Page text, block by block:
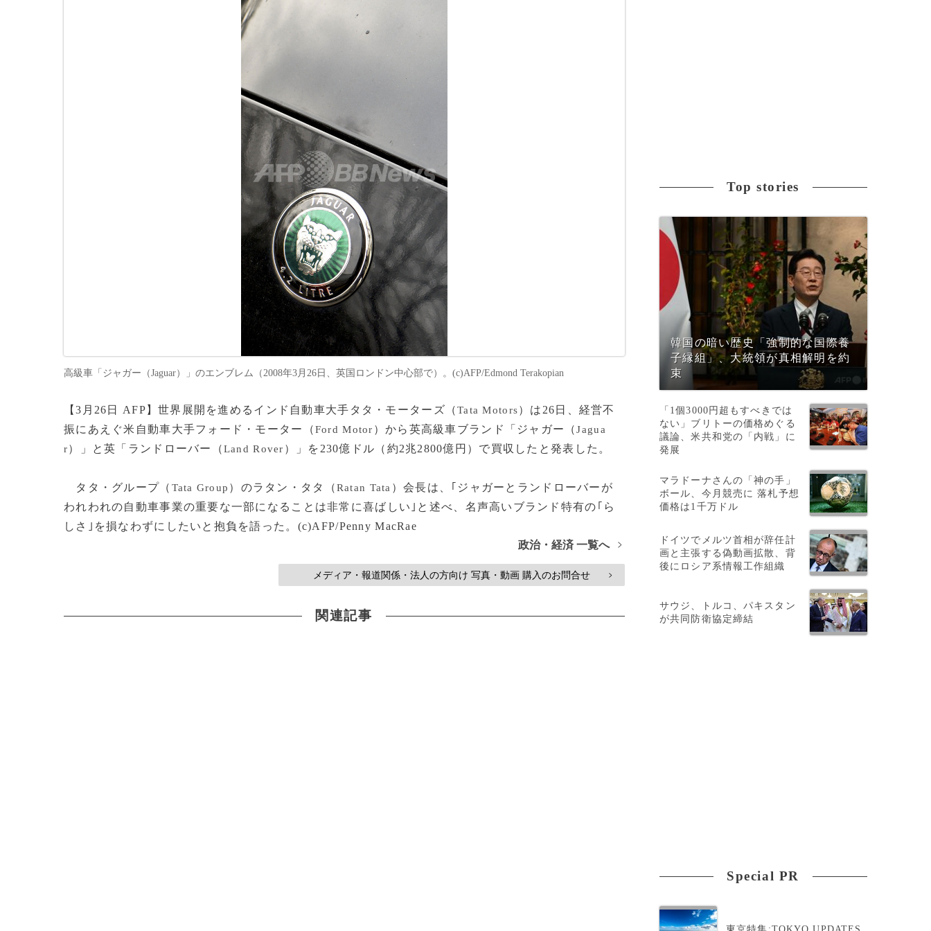
高級車「ジャガー（Jaguar）」のエンブレム（2008年3月26日、英国ロンドン中心部で）。(c)AFP/Edmond Terakopian
【3月26日 AFP】世界展開を進めるインド自動車大手タタ・モーターズ（Tata Motors）は26日、経営不
振にあえぐ米自動車大手フォード・モーター（Ford Motor ）から英高級車ブランド「ジャガー（Jagua
r）」と英「ランドローバー（Land Rover ）」を230億ドル（約2兆2800億円）で買収したと発表した。
タタ・グループ（ Tata Group ）のラタン・タタ（Ratan Tata ）会長は、｢ジャガーとランドローバーが
われわれの自動車事業の重要な一部になることは非常に喜ばしい｣と述べ、名声高いブランド特有の｢ら
しさ｣を損なわずにしたいと抱負を語った。(c)AFP/Penny MacRae
政治・経済 一覧へ
>
メディア・報道関係・法人の方向け 写真・動画 購入のお問合せ >
関連記事
Top stories
韓国の暗い歴史「強制的な国際養
子縁組」、大統領が真相解明を約
束
「1個3000円超もすべきでは
ない」ブリトーの価格めぐる
議論、米共和党の「内戦」に
発展
マラドーナさんの「神の手」
ボール、今月競売に 落札予想
価格は1千万ドル
ドイツでメルツ首相が辞任計
画と主張する偽動画拡散、背
後にロシア系情報工作組織
サウジ、トルコ、パキスタン
が共同防衛協定締結
Special PR
東京特集:TOKYO UPDATES